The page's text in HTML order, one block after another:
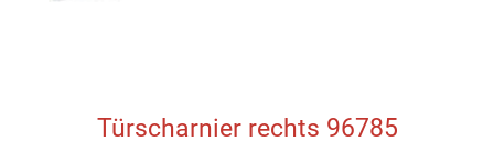
Türscharnier rechts 96785